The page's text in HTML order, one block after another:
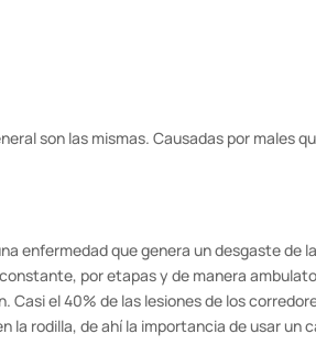
son las mismas. Causadas por males
enfermedad que genera un desgaste de
por etapas y de manera
el 40% de las lesiones de los
la rodilla, de ahí la importancia de usar un